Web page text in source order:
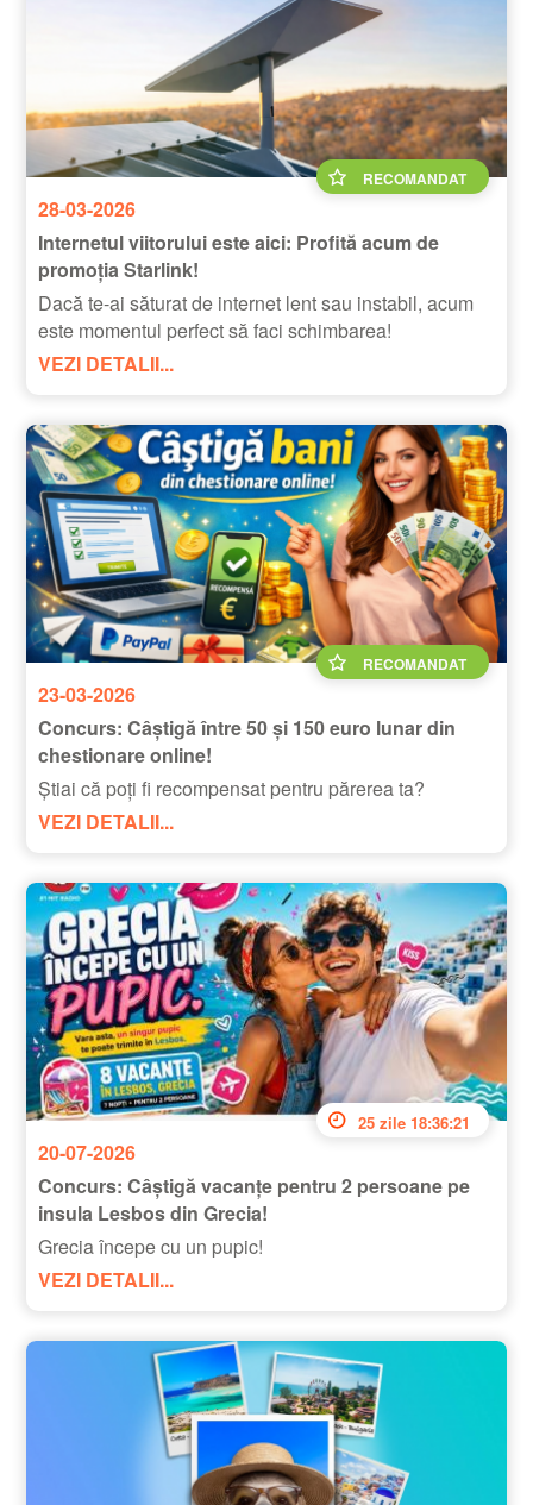
RECOMANDAT
28-03-2026
Internetul viitorului este aici: Profită acum de
promoția Starlink!
Dacă te-ai săturat de internet lent sau instabil, acum
este momentul perfect să faci schimbarea!
VEZI DETALII...
RECOMANDAT
23-03-2026
Concurs: Câștigă între 50 și 150 euro lunar din
chestionare online!
Știai că poți fi recompensat pentru părerea ta?
VEZI DETALII...
25 zile 18:36:20
20-07-2026
Concurs: Câștigă vacanțe pentru 2 persoane pe
insula Lesbos din Grecia!
Grecia începe cu un pupic!
VEZI DETALII...